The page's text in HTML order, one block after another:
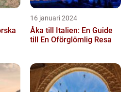
16 januari 2024
Åka till Italien: En Guide
till En Oförglömlig Resa